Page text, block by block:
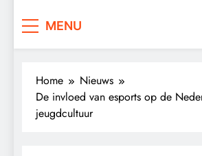
MENU
Home
Nieuws
De invloed van esports op de
jeugdcultuur